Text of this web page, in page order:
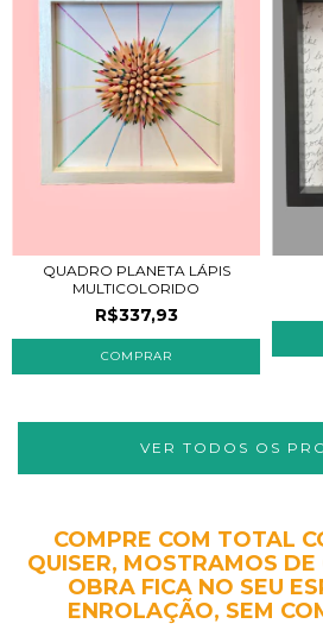
QUADRO PLANETA LÁPIS
MULTICOLORIDO
R$337,93
VER TODOS OS
COMPRE COM TOTAL
QUISER, MOSTRAMOS
OBRA FICA NO SEU
ENROLAÇÃO, SEM